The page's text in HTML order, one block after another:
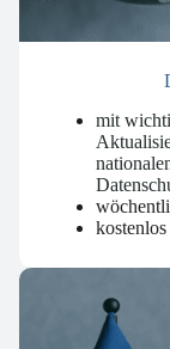
mit